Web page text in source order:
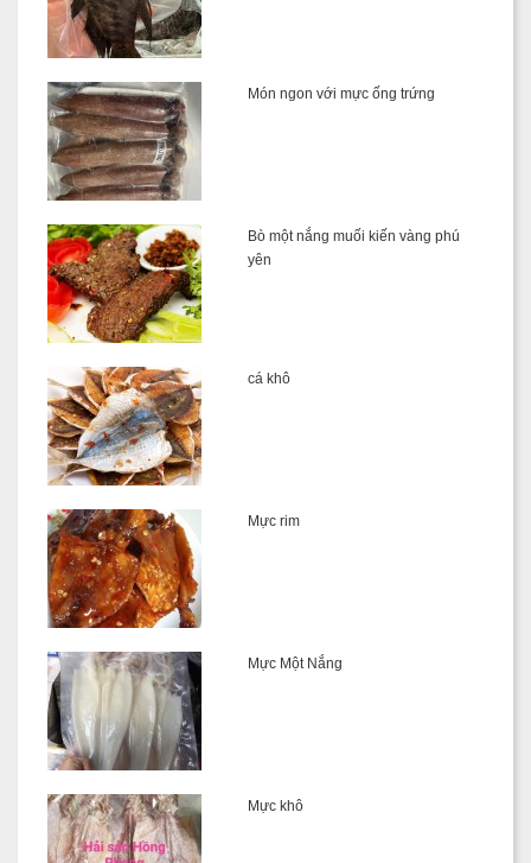
Món ngon với mực ống trứng
Bò một nắng muối kiến vàng phú
yên
cá khô
Mực rim
Mực Một Nắng
Mực khô